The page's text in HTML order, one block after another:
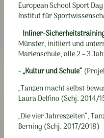
European School Sport
Institut für
- Inliner-
Münster, initiiert und
Marienschule, alle 2 – 3
-„Kultur und Schule“
„Tanzen macht selbst
Laura Delfino (Schj. 2014/
„Die vier Jahreszeiten“,
Berning (Schj. 2017/2018)